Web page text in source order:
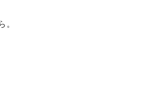
。